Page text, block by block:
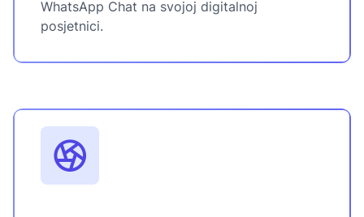
WhatsApp Chat na svojoj digitalnoj
posjetnici.